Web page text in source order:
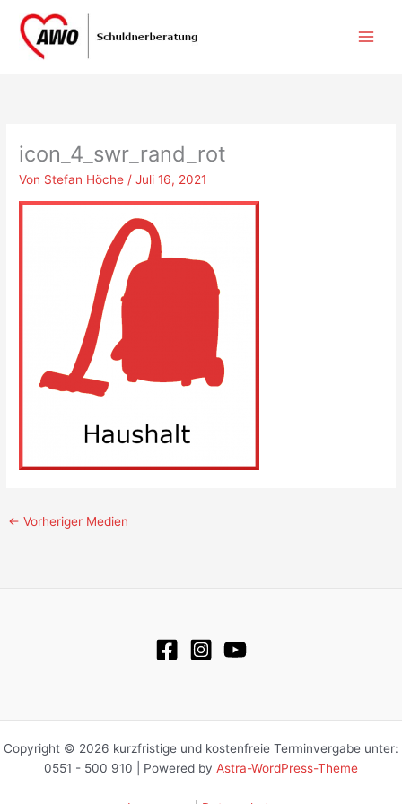
Inhalt
springen
icon_4_swr_rand_rot
Von Stefan Höche /Juli 16, 2021
← Vorheriger Medien
Copyright © 2026 kurzfristige und kostenfreie Terminvergabe unter:
0551 - 500 910 | Powered by Astra-WordPress-Theme